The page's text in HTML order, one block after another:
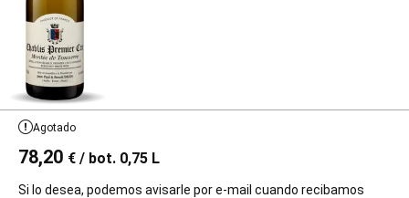
Agotado
78,20 € / bot. 0,75 L
Si lo desea, podemos avisarle por e-mail cuando recibamos